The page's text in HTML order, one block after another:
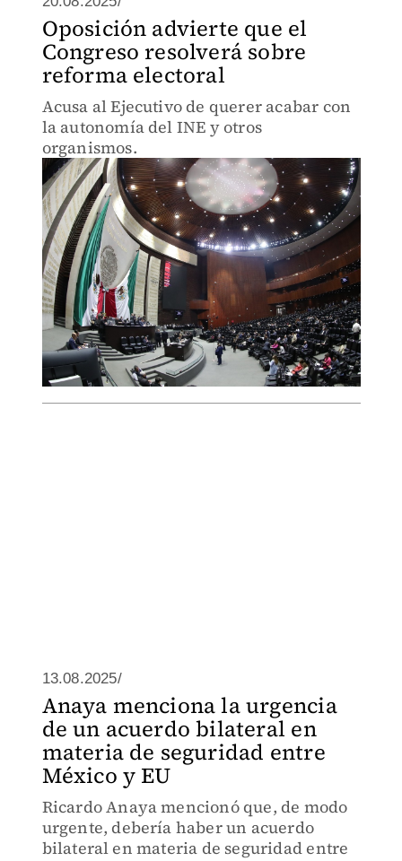
Oposición advierte que el
Congreso resolverá sobre
reforma electoral
Acusa al Ejecutivo de querer acabar con
la autonomía del INE y otros
organismos.
13.08.2025/
Anaya menciona la urgencia
de un acuerdo bilateral en
materia de seguridad entre
México y EU
Ricardo Anaya mencionó que, de modo
urgente, debería haber un acuerdo
bilateral en materia de seguridad entre